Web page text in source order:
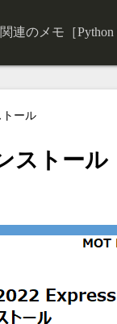
連のメモ［Python
トール
ストール